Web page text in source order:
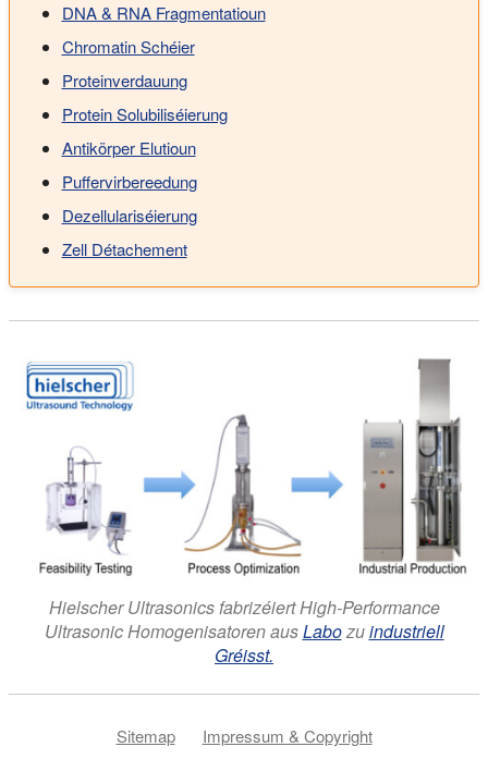
DNA & RNA Fragmentatioun
Chromatin Schéier
Proteinverdauung
Protein Solubiliséierung
Antikörper Elutioun
Puffervirbereedung
Dezellulariséierung
Zell Détachement
Hielscher Ultrasonics fabrizéiert High-Performance
Ultrasonic Homogenisatoren ausLabozuindustriell
Gréisst.
Sitemap
Impressum & Copyright